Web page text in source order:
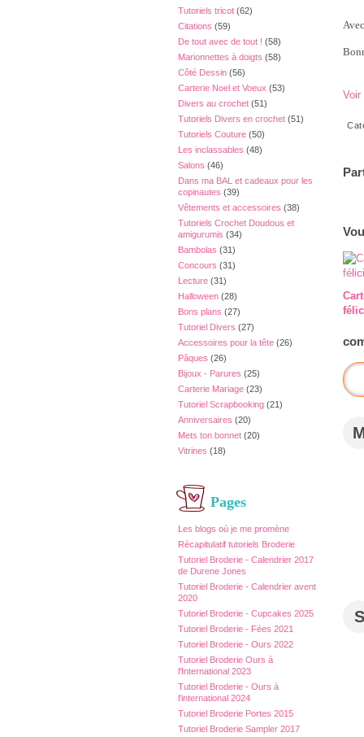
Tutoriels tricot (62)
Citations (59)
De tout avec de tout ! (58)
Marionnettes à doigts (58)
Côté Dessin (56)
Carterie Noel et Voeux (53)
Divers au crochet (51)
Tutoriels Divers en crochet (51)
Tutoriels Couture (50)
Les inclassables (48)
Salons (46)
Dans ma BAL et cadeaux pour les
copinautes (39)
Vêtements et accessoires (38)
Tutoriels Crochet Doudous et
amigurumis (34)
Bambolas (31)
Concours (31)
Lecture (31)
Halloween (28)
Bons plans (27)
Tutoriel Divers (27)
Accessoires pour la tête (26)
Pâques (26)
Bijoux - Parures (25)
Carterie Mariage (23)
Tutoriel Scrapbooking (21)
Anniversaires (20)
Mets ton bonnet (20)
Vitrines (18)
Pages
Les blogs où je me promène
Récapitulatif tutoriels Broderie
Tutoriel Broderie - Calendrier 2017
de Durene Jones
Tutoriel Broderie - Calendrier avent
2020
Tutoriel Broderie - Cupcakes 2025
Tutoriel Broderie - Fées 2021
Tutoriel Broderie - Ours 2022
Tutoriel Broderie Ours à
l'International 2023
Tutoriel Broderie - Ours à
l'international 2024
Tutoriel Broderie Portes 2015
Tutoriel Broderie Sampler 2017
Voir
S